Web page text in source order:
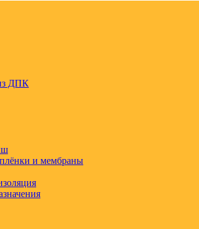
ДПК
и мембраны